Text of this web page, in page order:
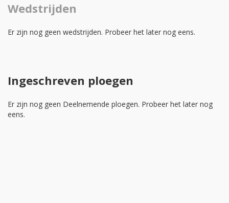
Wedstrijden
Er zijn nog geen wedstrijden. Probeer het later nog eens.
Ingeschreven ploegen
Er zijn nog geen Deelnemende ploegen. Probeer het later nog
eens.